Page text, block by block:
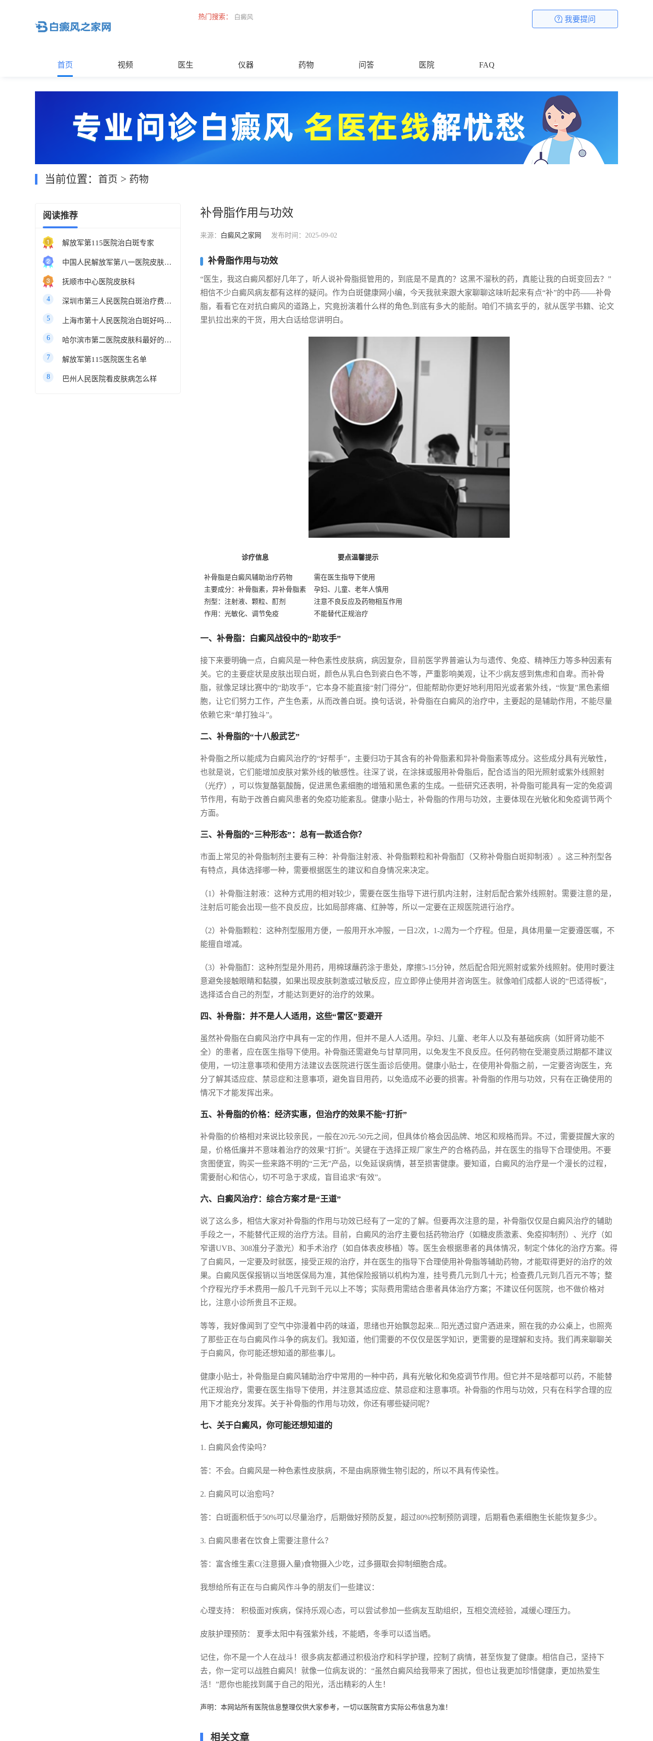
热门搜索： 白癜风 我要提问
首页 视频 医生 仪器 药物 问答 医院 FAQ
当前位置： 首页 > 药物
阅读推荐
解放军第115医院治白斑专家
中国人民解放军第八一医院皮肤科最好的医生
抚顺市中心医院皮肤科
4 深圳市第三人民医院白斑治疗费用多少
5 上海市第十人民医院治白斑好吗知乎
6 哈尔滨市第二医院皮肤科最好的医生
7 解放军第115医院医生名单
8 巴州人民医院看皮肤病怎么样
补骨脂作用与功效
来源： 白癜风之家网 发布时间：2025-09-02
补骨脂作用与功效
“医生，我这白癜风都好几年了，听人说补骨脂挺管用的，到底是不是真的？这黑不溜秋的药，真能让我的白斑变回去？”
相信不少白癜风病友都有这样的疑问。作为白斑健康网小编，今天我就来跟大家聊聊这味听起来有点“补”的中药——补骨
脂，看看它在对抗白癜风的道路上，究竟扮演着什么样的角色,到底有多大的能耐。咱们不搞玄乎的，就从医学书籍、论文
里扒拉出来的干货，用大白话给您讲明白。
诊疗信息 要点温馨提示
补骨脂是白癜风辅助治疗药物
主要成分：补骨脂素，异补骨脂素
剂型：注射液、颗粒、酊剂
作用：光敏化、调节免疫
需在医生指导下使用
孕妇、儿童、老年人慎用
注意不良反应及药物相互作用
不能替代正规治疗
一、补骨脂：白癜风战役中的“助攻手”
接下来要明确一点，白癜风是一种色素性皮肤病，病因复杂，目前医学界普遍认为与遗传、免疫、精神压力等多种因素有
关。它的主要症状是皮肤出现白斑，颜色从乳白色到瓷白色不等，严重影响美观，让不少病友感到焦虑和自卑。而补骨
脂，就像足球比赛中的“助攻手”，它本身不能直接“射门得分”，但能帮助你更好地利用阳光或者紫外线，“恢复”黑色素细
胞，让它们努力工作，产生色素，从而改善白斑。换句话说，补骨脂在白癜风的治疗中，主要起的是辅助作用，不能尽量
依赖它来“单打独斗”。
二、补骨脂的“十八般武艺”
补骨脂之所以能成为白癜风治疗的“好帮手”，主要归功于其含有的补骨脂素和异补骨脂素等成分。这些成分具有光敏性，
也就是说，它们能增加皮肤对紫外线的敏感性。往深了说，在涂抹或服用补骨脂后，配合适当的阳光照射或紫外线照射
（光疗），可以恢复酪氨酸酶，促进黑色素细胞的增殖和黑色素的生成。一些研究还表明，补骨脂可能具有一定的免疫调
节作用，有助于改善白癜风患者的免疫功能紊乱。健康小贴士，补骨脂的作用与功效，主要体现在光敏化和免疫调节两个
方面。
三、补骨脂的“三种形态”：总有一款适合你？
市面上常见的补骨脂制剂主要有三种：补骨脂注射液、补骨脂颗粒和补骨脂酊（又称补骨脂白斑抑制液）。这三种剂型各
有特点，具体选择哪一种，需要根据医生的建议和自身情况来决定。
（1）补骨脂注射液：这种方式用的相对较少，需要在医生指导下进行肌内注射，注射后配合紫外线照射。需要注意的是，
注射后可能会出现一些不良反应，比如局部疼痛、红肿等，所以一定要在正规医院进行治疗。
（2）补骨脂颗粒：这种剂型服用方便，一般用开水冲服，一日2次，1-2周为一个疗程。但是，具体用量一定要遵医嘱，不
能擅自增减。
（3）补骨脂酊：这种剂型是外用药，用棉球蘸药涂于患处，摩擦5-15分钟，然后配合阳光照射或紫外线照射。使用时要注
意避免接触眼睛和黏膜，如果出现皮肤刺激或过敏反应，应立即停止使用并咨询医生。就像咱们成都人说的“巴适得板”，
选择适合自己的剂型，才能达到更好的治疗的效果。
四、补骨脂：并不是人人适用，这些“雷区”要避开
虽然补骨脂在白癜风治疗中具有一定的作用，但并不是人人适用。孕妇、儿童、老年人以及有基础疾病（如肝肾功能不
全）的患者，应在医生指导下使用。补骨脂还需避免与甘草同用，以免发生不良反应。任何药物在受潮变质过期都不建议
使用，一切注意事项和使用方法建议去医院进行医生面诊后使用。健康小贴士，在使用补骨脂之前，一定要咨询医生，充
分了解其适应症、禁忌症和注意事项，避免盲目用药，以免造成不必要的损害。补骨脂的作用与功效，只有在正确使用的
情况下才能发挥出来。
五、补骨脂的价格：经济实惠，但治疗的效果不能“打折”
补骨脂的价格相对来说比较亲民，一般在20元-50元之间，但具体价格会因品牌、地区和规格而异。不过，需要提醒大家的
是，价格低廉并不意味着治疗的效果“打折”。关键在于选择正规厂家生产的合格药品，并在医生的指导下合理使用。不要
贪图便宜，购买一些来路不明的“三无”产品，以免延误病情，甚至损害健康。要知道，白癜风的治疗是一个漫长的过程，
需要耐心和信心，切不可急于求成，盲目追求“有效”。
六、白癜风治疗：综合方案才是“王道”
说了这么多，相信大家对补骨脂的作用与功效已经有了一定的了解。但要再次注意的是，补骨脂仅仅是白癜风治疗的辅助
手段之一，不能替代正规的治疗方法。目前，白癜风的治疗主要包括药物治疗（如糖皮质激素、免疫抑制剂）、光疗（如
窄谱UVB、308准分子激光）和手术治疗（如自体表皮移植）等。医生会根据患者的具体情况，制定个体化的治疗方案。得
了白癜风，一定要及时就医，接受正规的治疗，并在医生的指导下合理使用补骨脂等辅助药物，才能取得更好的治疗的效
果。白癜风医保报销以当地医保局为准，其他保险报销以机构为准，挂号费几元到几十元；检查费几元到几百元不等；整
个疗程光疗手术费用一般几千元到千元以上不等；实际费用需结合患者具体治疗方案；不建议任何医院，也不做价格对
比，注意小诊所贵且不正规。
等等，我好像闻到了空气中弥漫着中药的味道，思绪也开始飘忽起来... 阳光透过窗户洒进来，照在我的办公桌上，也照亮
了那些正在与白癜风作斗争的病友们。我知道，他们需要的不仅仅是医学知识，更需要的是理解和支持。我们再来聊聊关
于白癜风，你可能还想知道的那些事儿。
健康小贴士，补骨脂是白癜风辅助治疗中常用的一种中药，具有光敏化和免疫调节作用。但它并不是啥都可以药，不能替
代正规治疗，需要在医生指导下使用，并注意其适应症、禁忌症和注意事项。补骨脂的作用与功效，只有在科学合理的应
用下才能充分发挥。关于补骨脂的作用与功效，你还有哪些疑问呢？
七、关于白癜风，你可能还想知道的
1. 白癜风会传染吗？
答：不会。白癜风是一种色素性皮肤病，不是由病原微生物引起的，所以不具有传染性。
2. 白癜风可以治愈吗？
答：白斑面积低于50%可以尽量治疗，后期做好预防反复，超过80%控制预防调理，后期看色素细胞生长能恢复多少。
3. 白癜风患者在饮食上需要注意什么？
答：富含维生素C(注意摄入量)食物摄入少吃，过多摄取会抑制细胞合成。
我想给所有正在与白癜风作斗争的朋友们一些建议：
心理支持： 积极面对疾病，保持乐观心态，可以尝试参加一些病友互助组织，互相交流经验，减缓心理压力。
皮肤护理预防： 夏季太阳中有强紫外线，不能晒，冬季可以适当晒。
记住，你不是一个人在战斗！很多病友都通过积极治疗和科学护理，控制了病情，甚至恢复了健康。相信自己，坚持下
去，你一定可以战胜白癜风！就像一位病友说的：“虽然白癜风给我带来了困扰，但也让我更加珍惜健康，更加热爱生
活！”愿你也能找到属于自己的阳光，活出精彩的人生！
声明：本网站所有医院信息整理仅供大家参考，一切以医院官方实际公布信息为准！
相关文章